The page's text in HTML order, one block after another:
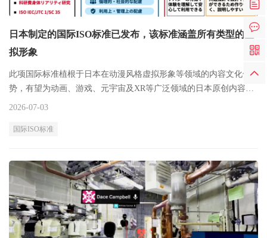
日本制定的国际ISO标准已发布，该标准涵盖所有类型的虚
拟形象
此项国际标准植根于日本在动漫风格虚拟形象等领域的内容文化优
势，有望为动画、游戏、元宇宙及XR等广泛领域的日本原创内容与
服务的全球化推广
2026-07-03
国际ISO标准